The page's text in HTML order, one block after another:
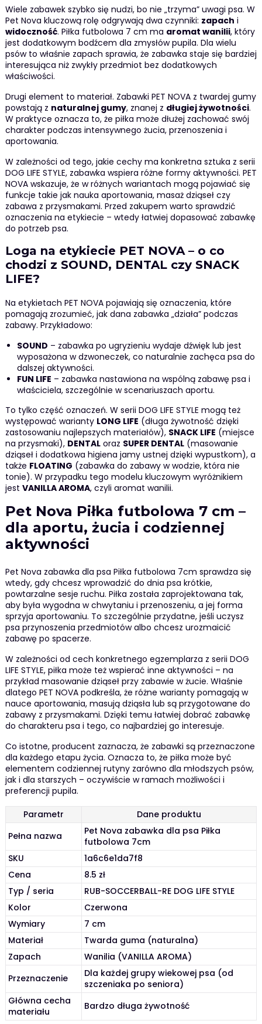
Wiele zabawek szybko się nudzi, bo nie „trzyma” uwagi psa. W
Pet Nova kluczową rolę odgrywają dwa czynniki: zapach i
widoczność. Piłka futbolowa 7 cm ma aromat wanilii, który
jest dodatkowym bodźcem dla zmysłów pupila. Dla wielu
psów to właśnie zapach sprawia, że zabawka staje się bardziej
interesująca niż zwykły przedmiot bez dodatkowych
właściwości.
Drugi element to materiał. Zabawki PET NOVA z twardej gumy
powstają z naturalnej gumy, znanej z długiej żywotności.
W praktyce oznacza to, że piłka może dłużej zachować swój
charakter podczas intensywnego żucia, przenoszenia i
aportowania.
W zależności od tego, jakie cechy ma konkretna sztuka z serii
DOG LIFE STYLE, zabawka wspiera różne formy aktywności. PET
NOVA wskazuje, że w różnych wariantach mogą pojawiać się
funkcje takie jak nauka aportowania, masaż dziąseł czy
zabawa z przysmakami. Przed zakupem warto sprawdzić
oznaczenia na etykiecie – wtedy łatwiej dopasować zabawkę
do potrzeb psa.
Loga na etykiecie PET NOVA – o co
chodzi z SOUND, DENTAL czy SNACK
LIFE?
Na etykietach PET NOVA pojawiają się oznaczenia, które
pomagają zrozumieć, jak dana zabawka „działa” podczas
zabawy. Przykładowo:
SOUND – zabawka po ugryzieniu wydaje dźwięk lub jest
wyposażona w dzwoneczek, co naturalnie zachęca psa do
dalszej aktywności.
FUN LIFE – zabawka nastawiona na wspólną zabawę psa i
właściciela, szczególnie w scenariuszach aportu.
To tylko część oznaczeń. W serii DOG LIFE STYLE mogą też
występować warianty LONG LIFE (długa żywotność dzięki
zastosowaniu najlepszych materiałów), SNACK LIFE (miejsce
na przysmaki), DENTALoraz SUPER DENTAL(masowanie
dziąseł i dodatkowa higiena jamy ustnej dzięki wypustkom), a
także FLOATING (zabawka do zabawy w wodzie, która nie
tonie). W przypadku tego modelu kluczowym wyróżnikiem
jest VANILLA AROMA, czyli aromat wanilii.
Pet Nova Piłka futbolowa 7 cm –
dla aportu, żucia i codziennej
aktywności
Pet Nova zabawka dla psa Piłka futbolowa 7cm sprawdza się
wtedy, gdy chcesz wprowadzić do dnia psa krótkie,
powtarzalne sesje ruchu. Piłka została zaprojektowana tak,
aby była wygodna w chwytaniu i przenoszeniu, a jej forma
sprzyja aportowaniu. To szczególnie przydatne, jeśli uczysz
psa przynoszenia przedmiotów albo chcesz urozmaicić
zabawę po spacerze.
W zależności od cech konkretnego egzemplarza z serii DOG
LIFE STYLE, piłka może też wspierać inne aktywności – na
przykład masowanie dziąseł przy zabawie w żucie. Właśnie
dlatego PET NOVA podkreśla, że różne warianty pomagają w
nauce aportowania, masują dziąsła lub są przygotowane do
zabawy z przysmakami. Dzięki temu łatwiej dobrać zabawkę
do charakteru psa i tego, co najbardziej go interesuje.
Co istotne, producent zaznacza, że zabawki są przeznaczone
dla każdego etapu życia. Oznacza to, że piłka może być
elementem codziennej rutyny zarówno dla młodszych psów,
jak i dla starszych – oczywiście w ramach możliwości i
preferencji pupila.
Parametr
Dane produktu
Pełna nazwa
Pet Nova zabawka dla psa Piłka
futbolowa 7cm
SKU
1a6c6e1da7f8
Cena
8.5 zł
Typ / seria
RUB-SOCCERBALL-RE DOG LIFE STYLE
Kolor
Czerwona
Wymiary
7 cm
Materiał
Twarda guma (naturalna)
Zapach
Wanilia (VANILLA AROMA)
Przeznaczenie
Dla każdej grupy wiekowej psa (od
szczeniaka po seniora)
Główna cecha
materiału
Bardzo długa żywotność